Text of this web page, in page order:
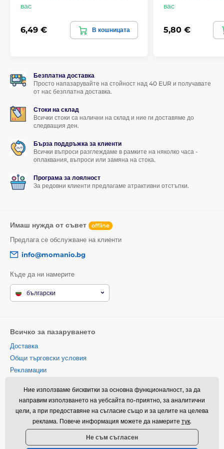
Екологична опаковка от рециклирана хартия
На разположение в три цвята
вас
6,49 € В кошницата
вас
5,80 €
Безплатна доставка
Просто напазарувайте на стойност над 40 EUR и получавате
от нас безплатна доставка.
Стоки на склад
Всички стоки са налични на склад и ние ги доставяме до
следващия ден.
Бърза поддръжка за клиенти
Всички въпроси разглеждаме в рамките на няколко часа -
оплаквания, въпроси или замяна на стока.
Програма за лоялност
За редовни клиенти предлагаме атрактивни отстъпки.
Имаш нужда от съвет offline
Предлага се обслужване на клиенти
info@momanio.bg
Къде да ни намерите
български
Всичко за пазаруването
Доставка
Общи търговски условия
Рекламации
Замяна на стока
Политика за използване на
бисквитки
Информация за контакт
Информация за обработването
Ние използваме бисквитки за основна функционалност, за да
направим използването на уебсайта по-приятно, за аналитични
цели, а при предоставяне на съгласие също и за целите на целева
реклама. Повече информация можете да намерите тук.
Не съм съгласен